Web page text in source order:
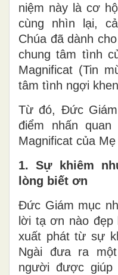
niệm này là cơ
cùng nhìn lại,
Chúa đã dành
chung tâm tình
Magnificat (Tin
tâm tình ngợi
Từ đó, Đức
điểm nhấn
Magnificat của
1. Sự khiêm
lòng biết ơn
Đức Giám mục
lời tạ ơn nào đẹp
xuất phát từ sự
Ngài đưa ra
người được